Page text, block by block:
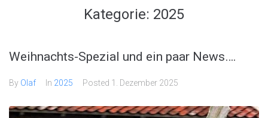
Kategorie: 2025
Weihnachts-Spezial und ein paar News….
By Olaf In 2025 Posted 1. Dezember 2025